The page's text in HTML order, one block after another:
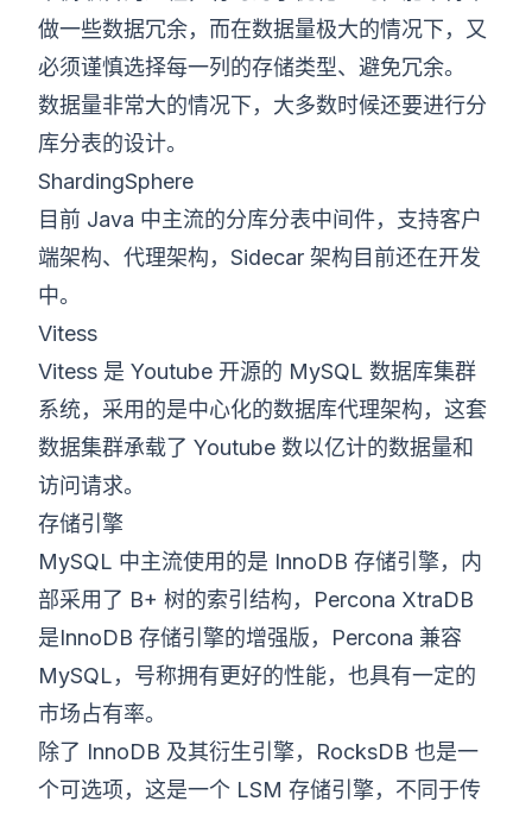
做一些数据冗余，而在数据量极大的情况下，又
必须谨慎选择每一列的存储类型、避免冗余。
数据量非常大的情况下，大多数时候还要进行分
库分表的设计。
ShardingSphere
目前 Java 中主流的分库分表中间件，支持客户
端架构、代理架构，Sidecar 架构目前还在开发
中。
Vitess
Vitess 是 Youtube 开源的 MySQL 数据库集群
系统，采用的是中心化的数据库代理架构，这套
数据集群承载了 Youtube 数以亿计的数据量和
访问请求。
存储引擎
MySQL 中主流使用的是 InnoDB 存储引擎，内
部采用了 B+ 树的索引结构，Percona XtraDB
是InnoDB 存储引擎的增强版，Percona 兼容
MySQL，号称拥有更好的性能，也具有一定的
市场占有率。
除了 InnoDB 及其衍生引擎，RocksDB 也是一
个可选项，这是一个 LSM 存储引擎，不同于传